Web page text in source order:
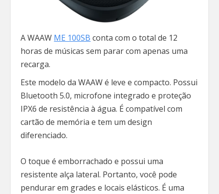
A WAAW ME 100SB conta com o total de 12
horas de músicas sem parar com apenas uma
recarga.
Este modelo da WAAW é leve e compacto. Possui
Bluetooth 5.0, microfone integrado e proteção
IPX6 de resistência à água. É compatível com
cartão de memória e tem um design
diferenciado.
O toque é emborrachado e possui uma
resistente alça lateral. Portanto, você pode
pendurar em grades e locais elásticos. É uma